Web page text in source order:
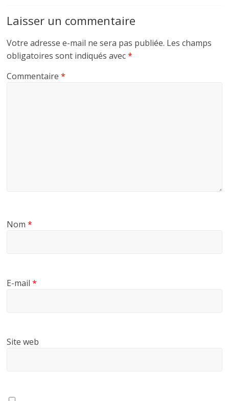
Laisser un commentaire
Votre adresse e-mail ne sera pas publiée. Les champs
obligatoires sont indiqués avec*
Commentaire*
Nom*
E-mail*
Site web